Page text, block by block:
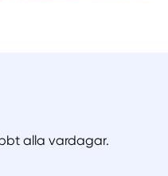
alla vardagar.